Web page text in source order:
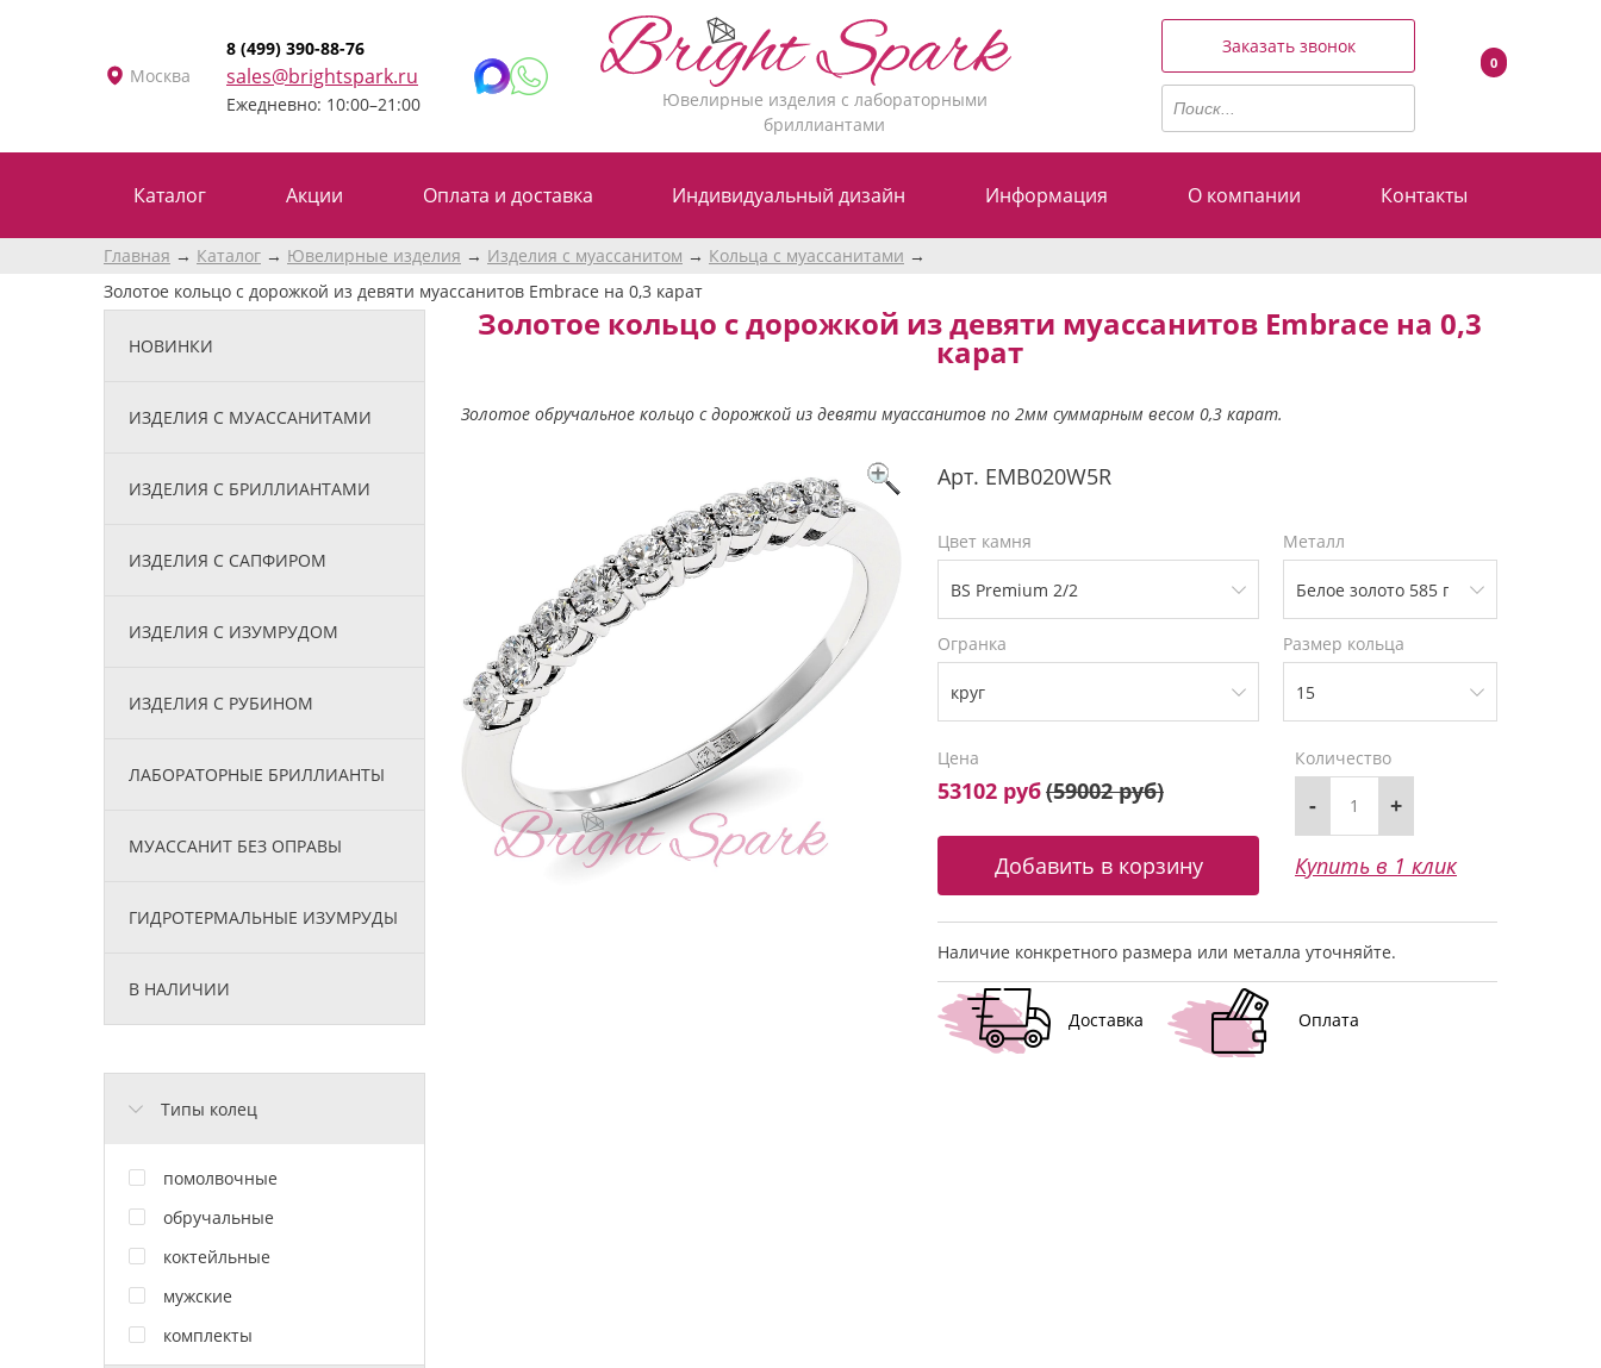
Москва
8 (499) 390-88-76
sales@brightspark.ru
Ежедневно: 10:00–21:00
Ювелирные изделия с лабораторными
бриллиантами
Заказать звонок
0
Каталог Акции Оплата и доставка Индивидуальный дизайн Информация О компании Контакты
Главная Каталог Ювелирные изделия Изделия с муассанитом
Кольца с муассанитами
Золотое кольцо с дорожкой из девяти муассанитов Embrace на 0,3 карат
НОВИНКИ
ИЗДЕЛИЯ С МУАССАНИТАМИ
ИЗДЕЛИЯ С БРИЛЛИАНТАМИ
ИЗДЕЛИЯ С САПФИРОМ
ИЗДЕЛИЯ С ИЗУМРУДОМ
ИЗДЕЛИЯ С РУБИНОМ
ЛАБОРАТОРНЫЕ БРИЛЛИАНТЫ
МУАССАНИТ БЕЗ ОПРАВЫ
ГИДРОТЕРМАЛЬНЫЕ ИЗУМРУДЫ
В НАЛИЧИИ
Типы колец
помолвочные
обручальные
коктейльные
мужские
комплекты
Золотое кольцо с дорожкой из девяти муассанитов Embrace на 0,3
карат
Золотое обручальное кольцо с дорожкой из девяти муассанитов по 2мм суммарным весом 0,3 карат.
Арт. EMB020W5R
Цвет камня Металл
Огранка Размер кольца
Цена
53102 руб(59002 руб)
Количество
- +
Купить в 1 клик
Наличие конкретного размера или металла уточняйте.
Доставка Оплата